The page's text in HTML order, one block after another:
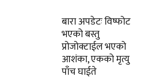
बारा अपडेटः विष्फोट
भएको बस्तु
प्रोजोक्टाईल भएको
आशंका, एकको मृत्यु
पाँच घाईते